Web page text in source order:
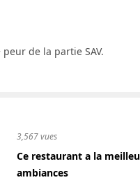
peur de la partie SAV.
3,567 vues
Ce restaurant a la
ambiances